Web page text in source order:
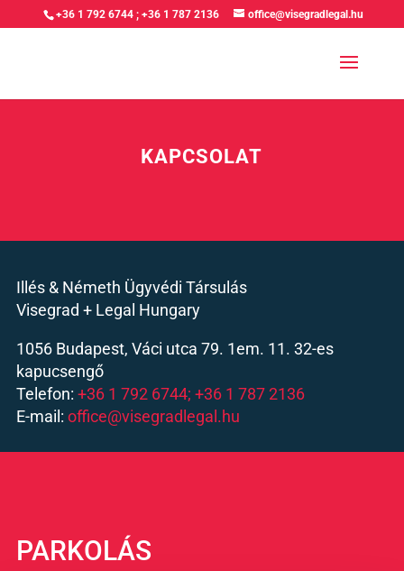
+36 1 792 6744 ;+36 1 787 2136 office@visegradlegal.hu
KAPCSOLAT
Illés & Németh Ügyvédi Társulás
Visegrad + Legal Hungary
1056 Budapest, Váci utca 79. 1em. 11. 32-es
kapucsengő
Telefon: +36 1 792 6744; +36 1 787 2136
E-mail: office@visegradlegal.hu
PARKOLÁS